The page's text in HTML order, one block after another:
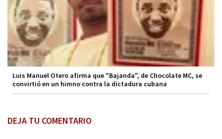
Luis Manuel Otero afirma que "Bajanda", de Chocolate MC, se
convirtió en un himno contra la dictadura cubana
DEJA TU COMENTARIO